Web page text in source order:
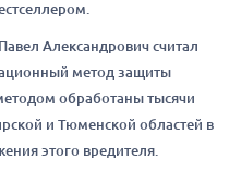
Александрович считал
метод защиты
обработаны тысячи
и Тюменской областей в
этого вредителя.